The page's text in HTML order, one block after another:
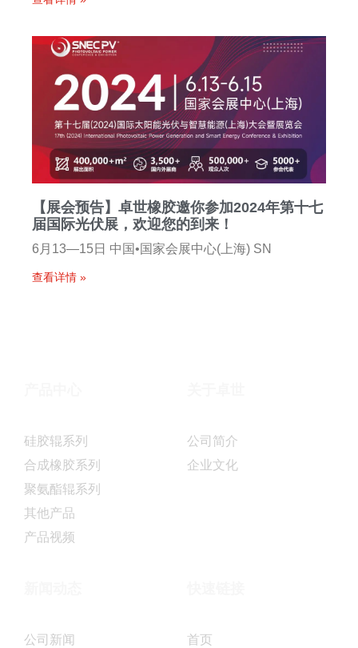
【展会预告】卓世橡胶邀你参加2024年第十七
届国际光伏展，欢迎您的到来！
6月13—15日 中国•国家会展中心(上海) SN
查看详情 »
硅胶辊系列
合成橡胶系列
聚氨酯辊系列
其他产品
产品视频
公司简介
企业文化
公司新闻
首页